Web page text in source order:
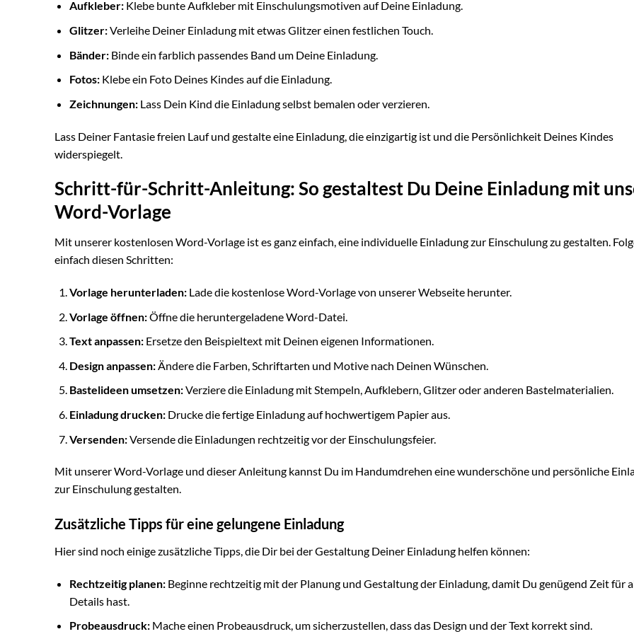
Aufkleber:Klebe bunte Aufkleber mit Einschulungsmotiven auf Deine Einladung.
Glitzer:Verleihe Deiner Einladung mit etwas Glitzer einen festlichen Touch.
Bänder:Binde ein farblich passendes Band um Deine Einladung.
Fotos:Klebe ein Foto Deines Kindes auf die Einladung.
Zeichnungen:Lass Dein Kind die Einladung selbst bemalen oder verzieren.
Lass Deiner Fantasie freien Lauf und gestalte eine Einladung, die einzigartig ist und die Persönlichkeit Deines Kindes
widerspiegelt.
Schritt-für-Schritt-Anleitung: So gestaltest Du Deine Einladung mit
Word-Vorlage
Mit unserer kostenlosen Word-Vorlage ist es ganz einfach, eine individuelle Einladung zur Einschulung zu gestalten.
einfach diesen Schritten:
Vorlage herunterladen:Lade die kostenlose Word-Vorlage von unserer Webseite herunter.
Vorlage öffnen:Öffne die heruntergeladene Word-Datei.
Text anpassen:Ersetze den Beispieltext mit Deinen eigenen Informationen.
Design anpassen:Ändere die Farben, Schriftarten und Motive nach Deinen Wünschen.
Bastelideen umsetzen:Verziere die Einladung mit Stempeln, Aufklebern, Glitzer oder anderen Bastelmaterialien.
Einladung drucken:Drucke die fertige Einladung auf hochwertigem Papier aus.
Versenden:Versende die Einladungen rechtzeitig vor der Einschulungsfeier.
Mit unserer Word-Vorlage und dieser Anleitung kannst Du im Handumdrehen eine wunderschöne und persönliche
zur Einschulung gestalten.
Zusätzliche Tipps für eine gelungene Einladung
Hier sind noch einige zusätzliche Tipps, die Dir bei der Gestaltung Deiner Einladung helfen können:
Rechtzeitig planen:Beginne rechtzeitig mit der Planung und Gestaltung der Einladung, damit Du genügend Zeit für
Details hast.
Probeausdruck:Mache einen Probeausdruck, um sicherzustellen, dass das Design und der Text korrekt sind.